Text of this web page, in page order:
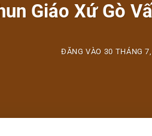
Giáo Xứ Gò
ĐĂNG VÀO 30 THÁNG